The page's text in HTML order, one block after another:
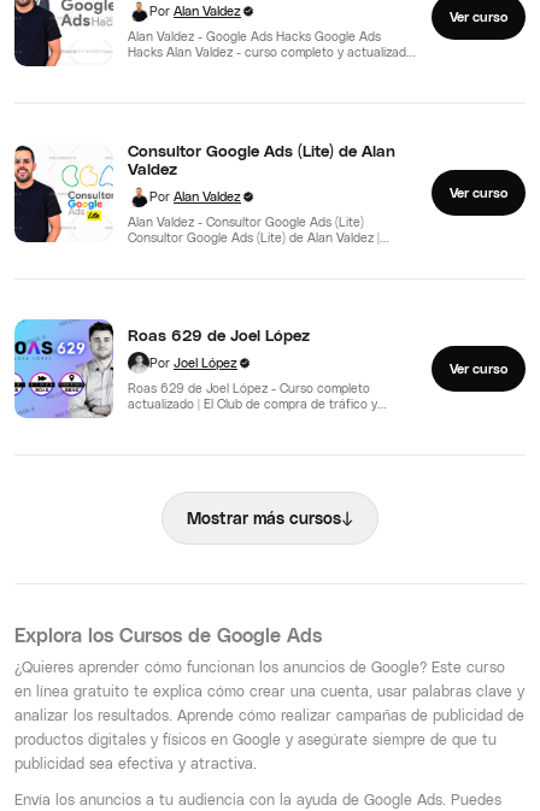
Por Alan Valdez
Alan Valdez - Google Ads Hacks Google Ads
Hacks Alan Valdez - curso completo y actualizado
Ver curso
Consultor Google Ads (Lite) de Alan
Valdez
Por Alan Valdez
Alan Valdez - Consultor Google Ads (Lite)
Consultor Google Ads (Lite) de Alan Valdez |
Ver curso
Roas 629 de Joel López
Por Joel López
Roas 629 de Joel López - Curso completo
actualizado | El Club de compra de tráfico y…
Ver curso
Mostrar más cursos↓
Explora los Cursos de Google Ads
¿Quieres aprender cómo funcionan los anuncios de Google? Este curso
en línea gratuito te explica cómo crear una cuenta, usar palabras clave y
analizar los resultados. Aprende cómo realizar campañas de publicidad de
productos digitales y físicos en Google y asegúrate siempre de que tu
publicidad sea efectiva y atractiva.
Envía los anuncios a tu audiencia con la ayuda de Google Ads. Puedes